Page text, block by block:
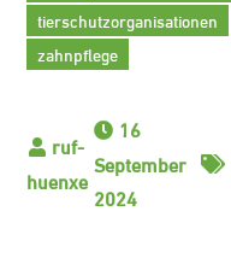
tierschutzorganisationen
zahnpflege
16
September
2024